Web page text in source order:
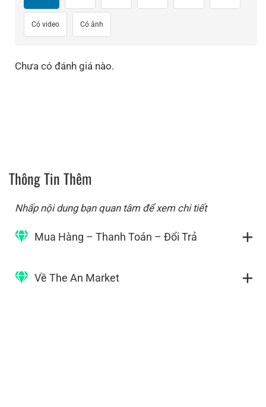
Có video Có ảnh
Chưa có đánh giá nào.
Thông Tin Thêm
Nhấp nội dung bạn quan tâm để xem chi tiết
Mua Hàng – Thanh Toán – Đổi Trả
Về The An Market